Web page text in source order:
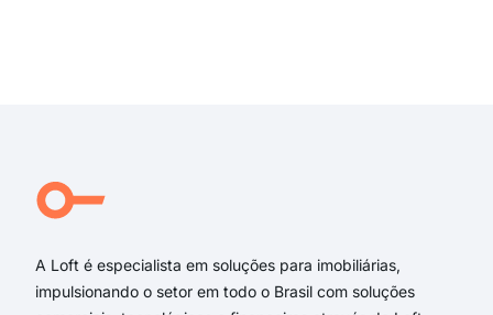
A Loft é especialista em soluções para imobiliárias,
impulsionando o setor em todo o Brasil com soluções